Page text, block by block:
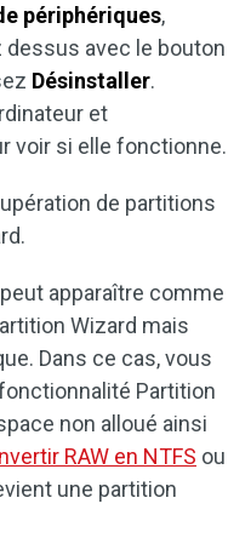
périphériques,
dessus avec le bouton
Désinstaller.
et
voir si elle fonctionne.
de partitions
apparaître comme
Wizard mais
Dans ce cas, vous
Partition
non alloué ainsi
RAW en NTFS ou
une partition